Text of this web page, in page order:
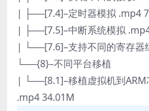
| ├──[7.4]–定时器模拟 .mp4
| ├──[7.5]–中断系统模拟
| └──[7.6]–支持不同的寄存器
└──{8}–不同平台移植
| └──[8.1]–移植虚拟机到ARM
.mp4 34.01M